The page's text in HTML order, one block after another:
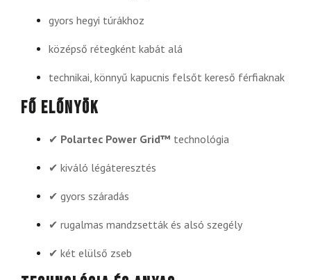
gyors hegyi túrákhoz
középső rétegként kabát alá
technikai, könnyű kapucnis felsőt kereső férfiaknak
Fő előnyök
✔ Polartec Power Grid™ technológia
✔ kiváló légáteresztés
✔ gyors száradás
✔ rugalmas mandzsetták és alsó szegély
✔ két elülső zseb